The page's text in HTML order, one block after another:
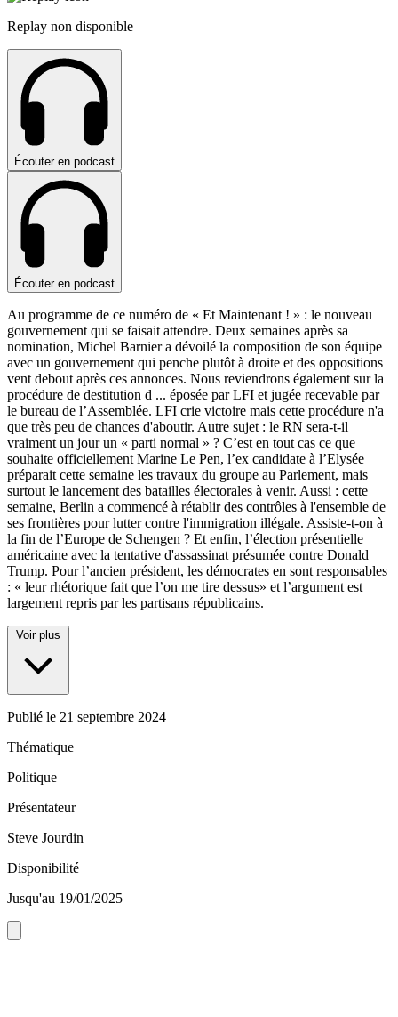
Replay non disponible
Écouter en podcast
Écouter en podcast
Au programme de ce numéro de « Et Maintenant ! » : le nouveau
gouvernement qui se faisait attendre. Deux semaines après sa
nomination, Michel Barnier a dévoilé la composition de son équipe
avec un gouvernement qui penche plutôt à droite et des oppositions
vent debout après ces annonces. Nous reviendrons également sur la
procédure de destitution d ... éposée par LFI et jugée recevable par
le bureau de l’Assemblée. LFI crie victoire mais cette procédure n'a
que très peu de chances d'aboutir. Autre sujet : le RN sera-t-il
vraiment un jour un « parti normal » ? C’est en tout cas ce que
souhaite officiellement Marine Le Pen, l’ex candidate à l’Elysée
préparait cette semaine les travaux du groupe au Parlement, mais
surtout le lancement des batailles électorales à venir. Aussi : cette
semaine, Berlin a commencé à rétablir des contrôles à l'ensemble de
ses frontières pour lutter contre l'immigration illégale. Assiste-t-on à
la fin de l’Europe de Schengen ? Et enfin, l’élection présentielle
américaine avec la tentative d'assassinat présumée contre Donald
Trump. Pour l’ancien président, les démocrates en sont responsables
: « leur rhétorique fait que l’on me tire dessus» et l’argument est
largement repris par les partisans républicains.
Voir plus
Publié le 21 septembre 2024
Thématique
Politique
Présentateur
Steve Jourdin
Disponibilité
Jusqu'au 19/01/2025